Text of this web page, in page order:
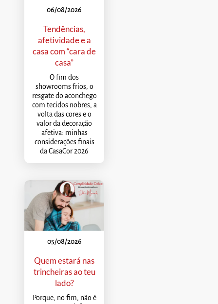
06/08/2026
Tendências,
afetividade e a
casa com “cara de
casa”
O fim dos
showrooms frios, o
resgate do aconchego
com tecidos nobres, a
volta das cores e o
valor da decoração
afetiva: minhas
considerações finais
da CasaCor 2026
05/08/2026
Quem estará nas
trincheiras ao teu
lado?
Porque, no fim, não é